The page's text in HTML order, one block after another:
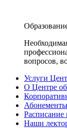
вопросов,
Услуги
О Центре
Абонементы
Расписание
Наши